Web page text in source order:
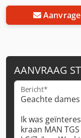
AANVRAAG
Bericht*